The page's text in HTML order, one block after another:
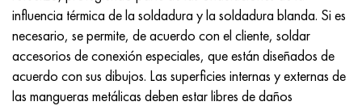
influencia térmica de la soldadura y la soldadura blanda. Si es
necesario, se permite, de acuerdo con el cliente, soldar
accesorios de conexión especiales, que están diseñados de
acuerdo con sus dibujos. Las superficies internas y externas de
las mangueras metálicas deben estar libres de daños
Maraging 350
MP35N
Aleación 52N
52K12F
KhN68VMTYUK-vd
KhN70VMTYu
3M
TL3
1.4548 - 17-4Ph®
1.4550 - AISI 347
15Х12Н2MVFAB
15X16K5N2MVFAB
Bronce estaño-plomo
c92200, CuSn6Zn4Pb2
20HM, 24CrMo5, 20hm
25KhGM, 20CrMo5, 1.7264
10,1.1645, C105W1
11G12, 110G13L, X120Mn12